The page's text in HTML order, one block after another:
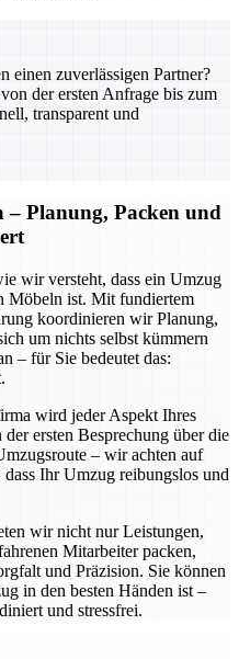
einen zuverlässigen Partner?
der ersten Anfrage bis zum
transparent und
– Planung, Packen und
wir versteht, dass ein Umzug
Möbeln ist. Mit fundiertem
koordinieren wir Planung,
um nichts selbst kümmern
– für Sie bedeutet das:
wird jeder Aspekt Ihres
ersten Besprechung über die
– wir achten auf
Ihr Umzug reibungslos und
wir nicht nur Leistungen,
Mitarbeiter packen,
und Präzision. Sie können
in den besten Händen ist –
und stressfrei.